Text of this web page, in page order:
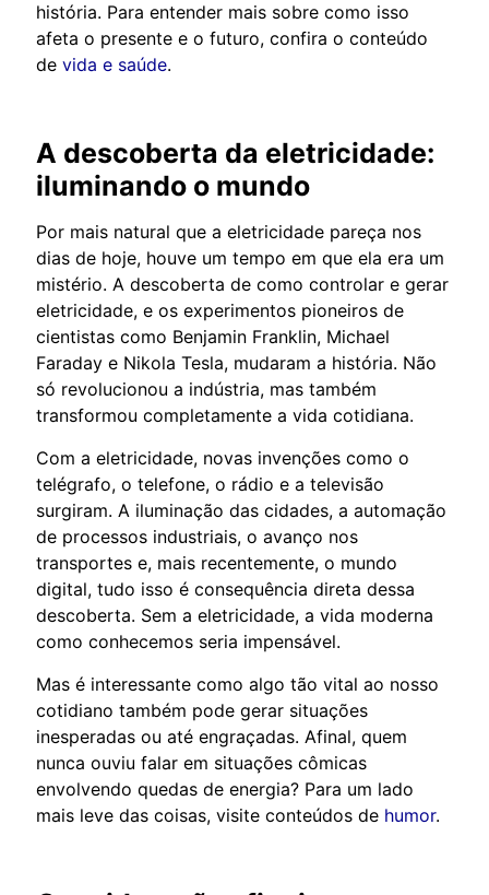
história. Para entender mais sobre como isso
afeta o presente e o futuro, confira o conteúdo
de vida e saúde.
A descoberta da eletricidade:
iluminando o mundo
Por mais natural que a eletricidade pareça nos
dias de hoje, houve um tempo em que ela era um
mistério. A descoberta de como controlar e gerar
eletricidade, e os experimentos pioneiros de
cientistas como Benjamin Franklin, Michael
Faraday e Nikola Tesla, mudaram a história. Não
só revolucionou a indústria, mas também
transformou completamente a vida cotidiana.
Com a eletricidade, novas invenções como o
telégrafo, o telefone, o rádio e a televisão
surgiram. A iluminação das cidades, a automação
de processos industriais, o avanço nos
transportes e, mais recentemente, o mundo
digital, tudo isso é consequência direta dessa
descoberta. Sem a eletricidade, a vida moderna
como conhecemos seria impensável.
Mas é interessante como algo tão vital ao nosso
cotidiano também pode gerar situações
inesperadas ou até engraçadas. Afinal, quem
nunca ouviu falar em situações cômicas
envolvendo quedas de energia? Para um lado
mais leve das coisas, visite conteúdos de humor.